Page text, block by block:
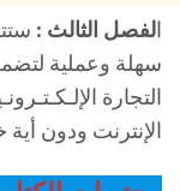
الفصل الثالث :
سهلة وعملية
التجارة
الإنترنت ودون